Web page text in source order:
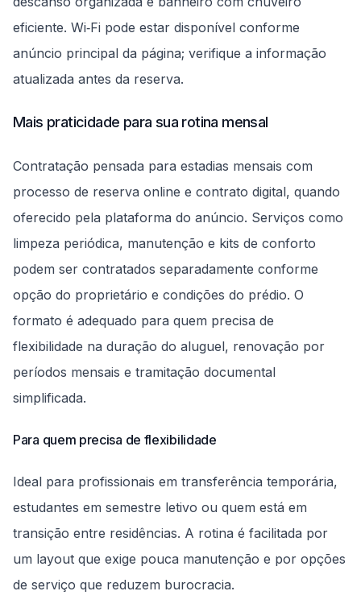
eficiente. Wi‑Fi pode estar disponível conforme
anúncio principal da página; verifique a informação
atualizada antes da reserva.
Mais praticidade para sua rotina mensal
Contratação pensada para estadias mensais com
processo de reserva online e contrato digital, quando
oferecido pela plataforma do anúncio. Serviços como
limpeza periódica, manutenção e kits de conforto
podem ser contratados separadamente conforme
opção do proprietário e condições do prédio. O
formato é adequado para quem precisa de
flexibilidade na duração do aluguel, renovação por
períodos mensais e tramitação documental
simplificada.
Para quem precisa de flexibilidade
Ideal para profissionais em transferência temporária,
estudantes em semestre letivo ou quem está em
transição entre residências. A rotina é facilitada por
um layout que exige pouca manutenção e por opções
de serviço que reduzem burocracia.